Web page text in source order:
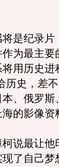
是纪录片
为最主要
用历史进
历史，差
、俄罗斯
的影像资
说最让他
了自己梦